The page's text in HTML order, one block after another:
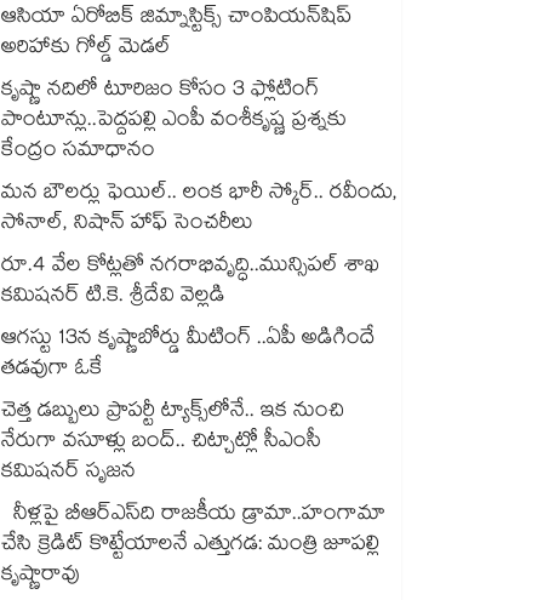
ఆసియా ఏరోబిక్ జిమ్నాస్టిక్స్ చాంపియన్⁭షిప్
అరిహాకు గోల్డ్ మెడల్
కృష్ణా నదిలో టూరిజం కోసం 3 ఫ్లోటింగ్
పాంటూన్లు..పెద్దపల్లి ఎంపీ వంశీకృష్ణ ప్రశ్నకు
కేంద్రం సమాధానం
మన బౌలర్లు ఫెయిల్.. లంక భారీ స్కోర్.. రవీందు,
సోనాల్‌‌‌‌, నిషాన్ హాఫ్ సెంచరీలు
రూ.4 వేల కోట్లతో నగరాభివృద్ధి..మున్సిపల్‌‌ శాఖ
కమిషనర్‌‌ టి.కె. శ్రీదేవి వెల్లడి
ఆగస్టు 13న కృష్ణాబోర్డు మీటింగ్ ..ఏపీ అడిగిందే
తడవుగా ఓకే
చెత్త డబ్బులు ప్రాపర్టీ ట్యాక్స్⁭లోనే.. ఇక నుంచి
నేరుగా వసూళ్లు బంద్.. చిట్చాట్లో సీఎంసీ
కమిషనర్ సృజన
నీళ్లపై బీఆర్ఎస్‌‌‌‌ది రాజకీయ డ్రామా..హంగామా
చేసి క్రెడిట్ కొట్టేయాలనే ఎత్తుగడ: మంత్రి జూపల్లి
కృష్ణారావు